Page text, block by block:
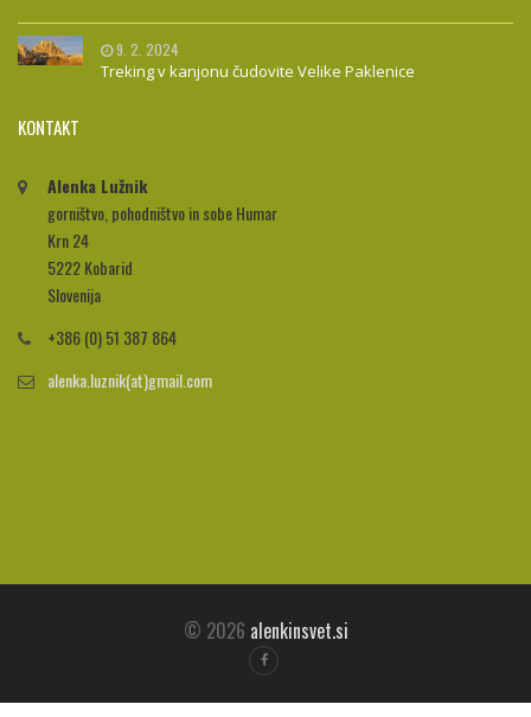
9. 2. 2024
Treking v kanjonu čudovite Velike Paklenice
KONTAKT
Alenka Lužnik
gorništvo, pohodništvo in sobe Humar
Krn 24
5222 Kobarid
Slovenija
+386 (0) 51 387 864
alenka.luznik(at)gmail.com
© 2026 alenkinsvet.si